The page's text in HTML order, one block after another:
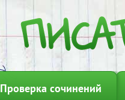
Проверка сочинений